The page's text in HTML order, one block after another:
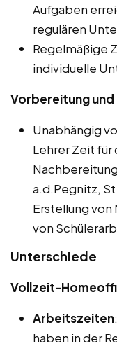
Aufgaben
regulären
Regelmäßige
individuelle
Vorbereitung
Unabhängig
Lehrer Zeit für
a.d.Pegnitz,
Erstellung von
von
Unterschiede
Vollzeit-
Arbeitszeiten
haben in der